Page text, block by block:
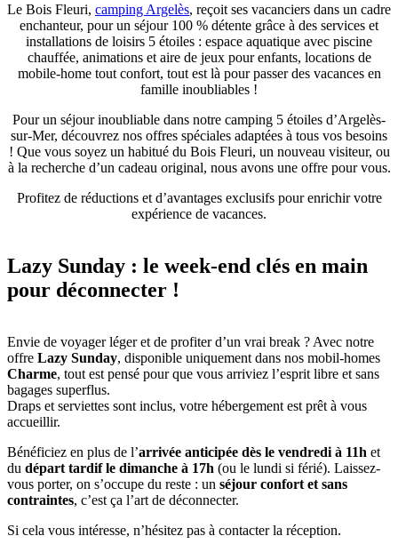
Le Bois Fleuri, camping Argelès, reçoit ses vacanciers dans un cadre
enchanteur, pour un séjour 100 % détente grâce à des services et
installations de loisirs 5 étoiles : espace aquatique avec piscine
chauffée, animations et aire de jeux pour enfants, locations de
mobile-home tout confort, tout est là pour passer des vacances en
famille inoubliables !
Pour un séjour inoubliable dans notre camping 5 étoiles d’Argelès-
sur-Mer, découvrez nos offres spéciales adaptées à tous vos besoins
! Que vous soyez un habitué du Bois Fleuri, un nouveau visiteur, ou
à la recherche d’un cadeau original, nous avons une offre pour vous.
Profitez de réductions et d’avantages exclusifs pour enrichir votre
expérience de vacances.
Lazy Sunday : le week-end clés en main
pour déconnecter !
Envie de voyager léger et de profiter d’un vrai break ? Avec notre
offre Lazy Sunday, disponible uniquement dans nos mobil-homes
Charme, tout est pensé pour que vous arriviez l’esprit libre et sans
bagages superflus.
Draps et serviettes sont inclus, votre hébergement est prêt à vous
accueillir.
Bénéficiez en plus de l’arrivée anticipée dès le vendredi à 11h et
du départ tardif le dimanche à 17h (ou le lundi si férié). Laissez-
vous porter, on s’occupe du reste : un séjour confort et sans
contraintes, c’est ça l’art de déconnecter.
Si cela vous intéresse, n’hésitez pas à contacter la réception.